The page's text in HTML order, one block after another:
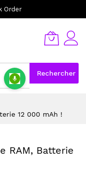
Order
Rechercher
12 000 mAh !
RAM, Batterie